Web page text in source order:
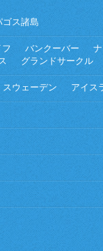
ゴス諸島
フ バンクーバー
グランドサークル
スウェーデン アイス